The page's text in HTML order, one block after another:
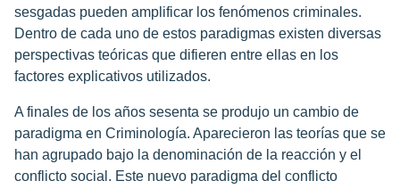
sesgadas pueden amplificar los fenómenos criminales.
Dentro de cada uno de estos paradigmas existen diversas
perspectivas teóricas que difieren entre ellas en los
factores explicativos utilizados.
A finales de los años sesenta se produjo un cambio de
paradigma en Criminología. Aparecieron las teorías que se
han agrupado bajo la denominación de la reacción y el
conflicto social. Este nuevo paradigma del conflicto